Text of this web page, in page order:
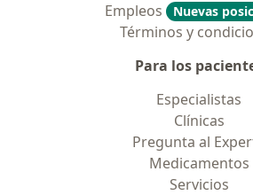
Empleos
Nuevas
Términos y
Para los
Especialistas
Clínicas
Pregunta al
Medicamentos
Servicios